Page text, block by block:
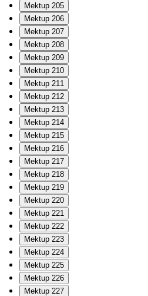
Mektup 205
Mektup 206
Mektup 207
Mektup 208
Mektup 209
Mektup 210
Mektup 211
Mektup 212
Mektup 213
Mektup 214
Mektup 215
Mektup 216
Mektup 217
Mektup 218
Mektup 219
Mektup 220
Mektup 221
Mektup 222
Mektup 223
Mektup 224
Mektup 225
Mektup 226
Mektup 227